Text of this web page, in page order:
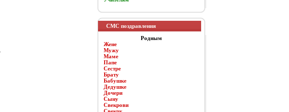
СМС поздравления
Родным
Жене
Мужу
Маме
Папе
Сестре
Брату
Бабушке
Дедушке
Дочери
Сыну
Свекрови